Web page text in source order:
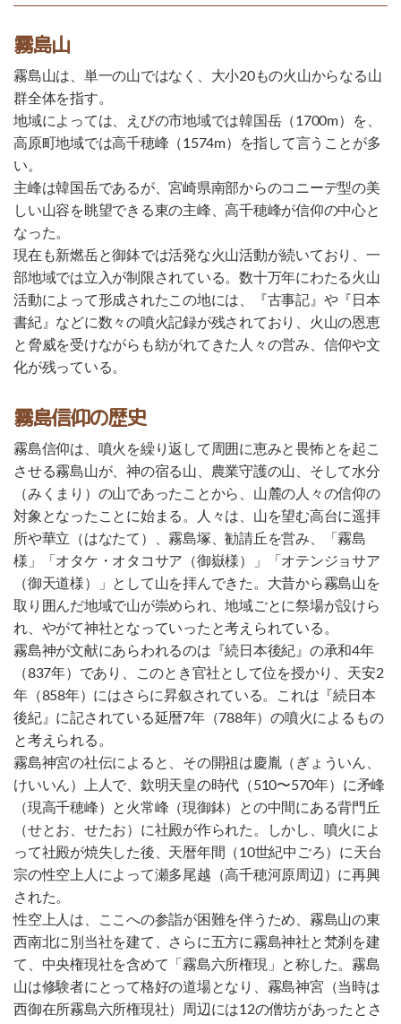
霧島山
霧島山は、単一の山ではなく、大小20もの火山からなる山
群全体を指す。
地域によっては、えびの市地域では韓国岳（1700m）を、
高原町地域では高千穂峰（1574m）を指して言うことが多
い。
主峰は韓国岳であるが、宮崎県南部からのコニーデ型の美
しい山容を眺望できる東の主峰、高千穂峰が信仰の中心と
なった。
現在も新燃岳と御鉢では活発な火山活動が続いており、一
部地域では立入が制限されている。数十万年にわたる火山
活動によって形成されたこの地には、『古事記』や『日本
書紀』などに数々の噴火記録が残されており、火山の恩恵
と脅威を受けながらも紡がれてきた人々の営み、信仰や文
化が残っている。
霧島信仰の歴史
霧島信仰は、噴火を繰り返して周囲に恵みと畏怖とを起こ
させる霧島山が、神の宿る山、農業守護の山、そして水分
（みくまり）の山であったことから、山麓の人々の信仰の
対象となったことに始まる。人々は、山を望む高台に遥拝
所や華立（はなたて）、霧島塚、勧請丘を営み、「霧島
様」「オタケ・オタコサア（御嶽様）」「オテンジョサア
（御天道様）」として山を拝んできた。大昔から霧島山を
取り囲んだ地域で山が崇められ、地域ごとに祭場が設けら
れ、やがて神社となっていったと考えられている。
霧島神が文献にあらわれるのは『続日本後紀』の承和4年
（837年）であり、このとき官社として位を授かり、天安2
年（858年）にはさらに昇叙されている。これは『続日本
後紀』に記されている延暦7年（788年）の噴火によるもの
と考えられる。
霧島神宮の社伝によると、その開祖は慶胤（ぎょういん、
けいいん）上人で、欽明天皇の時代（510〜570年）に矛峰
（現高千穂峰）と火常峰（現御鉢）との中間にある背門丘
（せとお、せたお）に社殿が作られた。しかし、噴火によ
って社殿が焼失した後、天暦年間（10世紀中ごろ）に天台
宗の性空上人によって瀬多尾越（高千穂河原周辺）に再興
された。
性空上人は、ここへの参詣が困難を伴うため、霧島山の東
西南北に別当社を建て、さらに五方に霧島神社と梵刹を建
て、中央権現社を含めて「霧島六所権現」と称した。霧島
山は修験者にとって格好の道場となり、霧島神宮（当時は
西御在所霧島六所権現社）周辺には12の僧坊があったとさ